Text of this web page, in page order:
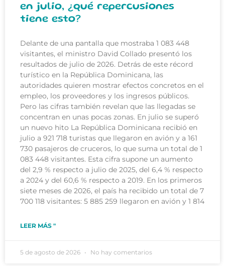
en julio, ¿qué repercusiones
tiene esto?
Delante de una pantalla que mostraba 1 083 448
visitantes, el ministro David Collado presentó los
resultados de julio de 2026. Detrás de este récord
turístico en la República Dominicana, las
autoridades quieren mostrar efectos concretos en el
empleo, los proveedores y los ingresos públicos.
Pero las cifras también revelan que las llegadas se
concentran en unas pocas zonas. En julio se superó
un nuevo hito La República Dominicana recibió en
julio a 921 718 turistas que llegaron en avión y a 161
730 pasajeros de cruceros, lo que suma un total de 1
083 448 visitantes. Esta cifra supone un aumento
del 2,9 % respecto a julio de 2025, del 6,4 % respecto
a 2024 y del 60,6 % respecto a 2019. En los primeros
siete meses de 2026, el país ha recibido un total de 7
700 118 visitantes: 5 885 259 llegaron en avión y 1 814
LEER MÁS "
5 de agosto de 2026 No hay comentarios